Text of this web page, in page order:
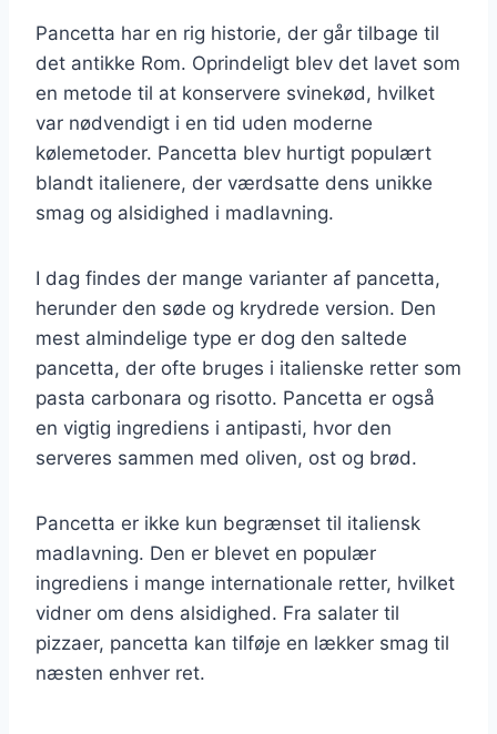
Pancetta har en rig historie, der går tilbage til
det antikke Rom. Oprindeligt blev det lavet som
en metode til at konservere svinekød, hvilket
var nødvendigt i en tid uden moderne
kølemetoder. Pancetta blev hurtigt populært
blandt italienere, der værdsatte dens unikke
smag og alsidighed i madlavning.
I dag findes der mange varianter af pancetta,
herunder den søde og krydrede version. Den
mest almindelige type er dog den saltede
pancetta, der ofte bruges i italienske retter som
pasta carbonara og risotto. Pancetta er også
en vigtig ingrediens i antipasti, hvor den
serveres sammen med oliven, ost og brød.
Pancetta er ikke kun begrænset til italiensk
madlavning. Den er blevet en populær
ingrediens i mange internationale retter, hvilket
vidner om dens alsidighed. Fra salater til
pizzaer, pancetta kan tilføje en lækker smag til
næsten enhver ret.